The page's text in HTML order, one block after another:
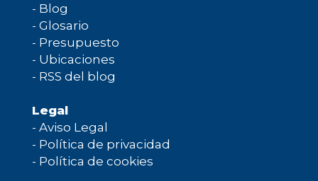
- Blog
- Glosario
- Presupuesto
- Ubicaciones
- RSS del blog
Legal
- Aviso Legal
- Política de privacidad
- Política de cookies